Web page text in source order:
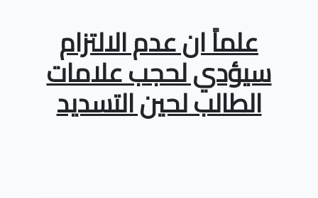
علماً ان عدم الالتزام
سيؤدي لحجب علامات
الطالب لحين التسديد